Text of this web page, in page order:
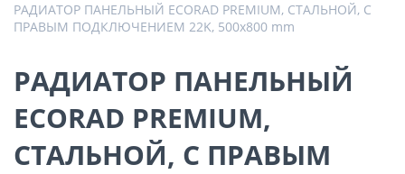
РАДИАТОР ПАНЕЛЬНЫЙ ECORAD PREMIUM, СТАЛЬНОЙ, С
ПРАВЫМ ПОДКЛЮЧЕНИЕМ 22K, 500x800 mm
РАДИАТОР ПАНЕЛЬНЫЙ
ECORAD PREMIUM,
СТАЛЬНОЙ, С ПРАВЫМ